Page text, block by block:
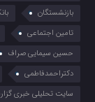
بازنشستگان
تامین اجتماعی
حسین سیمایی صراف
دکتراحمدفاطمی
سایت تحلیلی خبری